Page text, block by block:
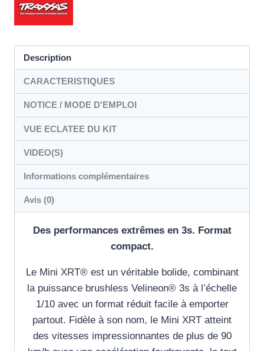
Description
CARACTERISTIQUES
NOTICE / MODE D'EMPLOI
VUE ECLATEE DU KIT
VIDEO(S)
Informations complémentaires
Avis (0)
Des performances extrêmes en 3s. Format
compact.
Le Mini XRT® est un véritable bolide, combinant
la puissance brushless Velineon® 3s à l’échelle
1/10 avec un format réduit facile à emporter
partout. Fidèle à son nom, le Mini XRT atteint
des vitesses impressionnantes de plus de 90